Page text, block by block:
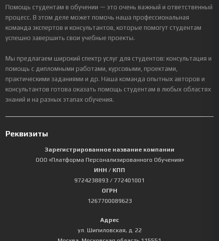
Помощь студентам в обучении — это очень важный и ответственный
процесс. В этом деле может помочь наша профессиональная
команда экспертов и консультантов, которые помогут студентам
успешно завершить свои учебные проекты.
Мы предлагаем широкий спектр услуг для студентов: консультация и
помощь с дипломными работами, курсовыми, проектами,
практическими заданиями и др. Наша команда опытных авторов и
консультантов готова оказать помощь студентам в любых областях
знаний и на разных этапах обучения.
Реквизиты
Зарегистрированное название компании
ООО «Платформа Персонализированного Обучения»
ИНН / КПП
9724238893 / 772401001
ОГРН
1267700089623
Адрес
ул. Шипиловская, д. 22